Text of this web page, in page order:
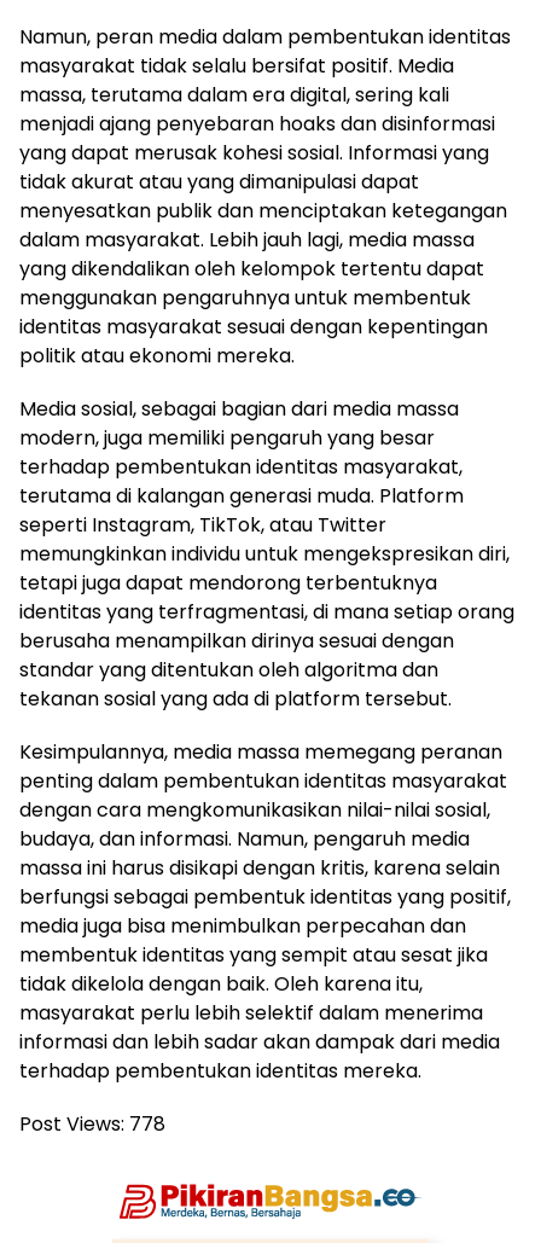
Namun, peran media dalam pembentukan identitas
masyarakat tidak selalu bersifat positif. Media
massa, terutama dalam era digital, sering kali
menjadi ajang penyebaran hoaks dan disinformasi
yang dapat merusak kohesi sosial. Informasi yang
tidak akurat atau yang dimanipulasi dapat
menyesatkan publik dan menciptakan ketegangan
dalam masyarakat. Lebih jauh lagi, media massa
yang dikendalikan oleh kelompok tertentu dapat
menggunakan pengaruhnya untuk membentuk
identitas masyarakat sesuai dengan kepentingan
politik atau ekonomi mereka.
Media sosial, sebagai bagian dari media massa
modern, juga memiliki pengaruh yang besar
terhadap pembentukan identitas masyarakat,
terutama di kalangan generasi muda. Platform
seperti Instagram, TikTok, atau Twitter
memungkinkan individu untuk mengekspresikan diri,
tetapi juga dapat mendorong terbentuknya
identitas yang terfragmentasi, di mana setiap orang
berusaha menampilkan dirinya sesuai dengan
standar yang ditentukan oleh algoritma dan
tekanan sosial yang ada di platform tersebut.
Kesimpulannya, media massa memegang peranan
penting dalam pembentukan identitas masyarakat
dengan cara mengkomunikasikan nilai-nilai sosial,
budaya, dan informasi. Namun, pengaruh media
massa ini harus disikapi dengan kritis, karena selain
berfungsi sebagai pembentuk identitas yang positif,
media juga bisa menimbulkan perpecahan dan
membentuk identitas yang sempit atau sesat jika
tidak dikelola dengan baik. Oleh karena itu,
masyarakat perlu lebih selektif dalam menerima
informasi dan lebih sadar akan dampak dari media
terhadap pembentukan identitas mereka.
Post Views: 778